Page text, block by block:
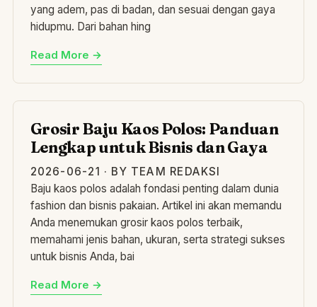
yang adem, pas di badan, dan sesuai dengan gaya
hidupmu. Dari bahan hing
Read More →
GR
Grosir Baju Kaos Polos: Panduan
Lengkap untuk Bisnis dan Gaya
2026-06-21 · BY TEAM REDAKSI
Baju kaos polos adalah fondasi penting dalam dunia
fashion dan bisnis pakaian. Artikel ini akan memandu
Anda menemukan grosir kaos polos terbaik,
memahami jenis bahan, ukuran, serta strategi sukses
untuk bisnis Anda, bai
Read More →